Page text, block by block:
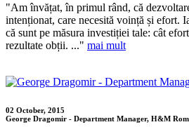
"Am învățat, în primul rând, că
intenționat, care necesită voință și efort.
că sunt pe măsura investiției tale: cât
rezultate obții. ..." mai mult
02 October, 2015
George Dragomir - Department Manager, H&M